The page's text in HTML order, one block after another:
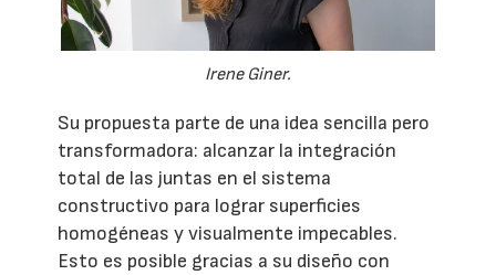
Irene Giner.
Su propuesta parte de una idea sencilla pero
transformadora: alcanzar la integración
total de las juntas en el sistema
constructivo para lograr superficies
homogéneas y visualmente impecables.
Esto es posible gracias a su diseño con